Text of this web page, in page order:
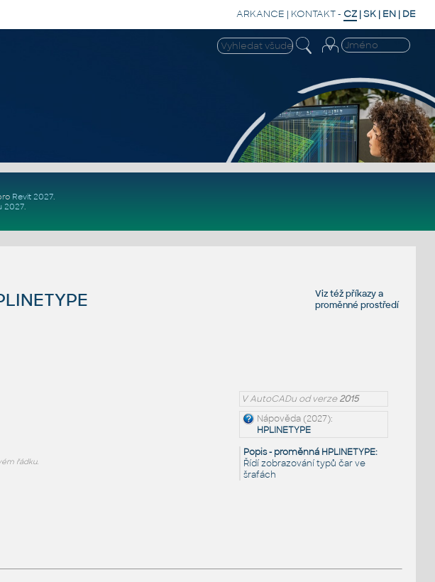
ARKANCE | KONTAKT- CZ |SK | EN | DE
Revit 2027.
2027.
Viz téžpříkazya
proměnné prostředí
V AutoCADu od verze2015
Nápověda (2027):
HPLINETYPE
Popis - proměnná HPLINETYPE:
Řídí zobrazování typů čar ve
šrafách
řádku.